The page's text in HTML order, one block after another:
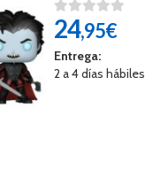
24,95€
Entrega:
2 a 4 días hábiles